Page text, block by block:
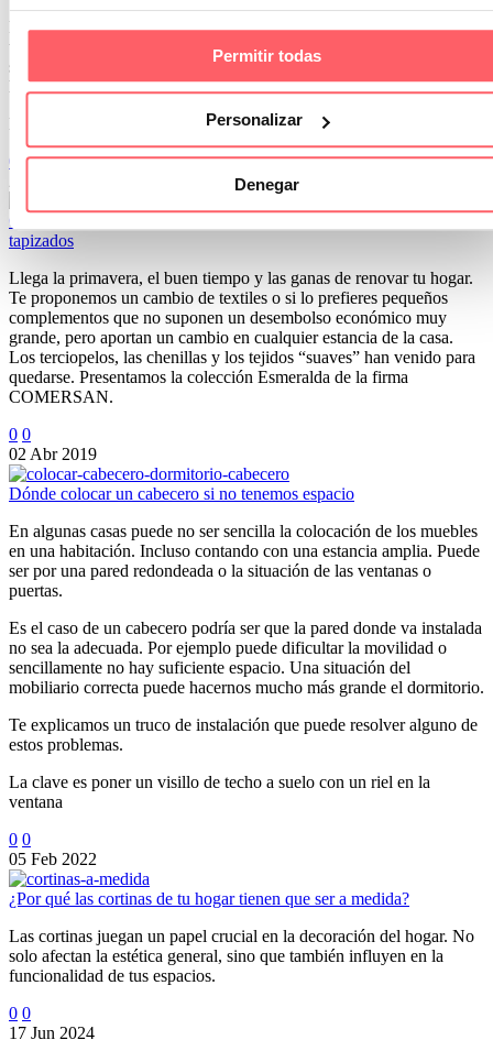
Permitir todas
Personalizar
Denegar
Planteamos el reto de poner cortinas en este salón con una puerta y
una ventana con diferentes alturas. La puerta de cristal, de techo a
suelo y la ventana con un radiador debajo. Combinar esos dos
largos.
La primera opción sería poner un visillo largo en la puerta
0
0
Colección de Chenilla Esmeralda: para cortinas, complementos y
tapizados
Llega la primavera, el buen tiempo y las ganas de renovar tu hogar.
Te proponemos un cambio de textiles o si lo prefieres pequeños
complementos que no suponen un desembolso económico muy
grande, pero aportan un cambio en cualquier estancia de la casa.
Los terciopelos, las chenillas y los tejidos “suaves” han venido para
quedarse. Presentamos la colección Esmeralda de la firma
COMERSAN.
0 0
02 Abr 2019
Dónde colocar un cabecero si no tenemos espacio
En algunas casas puede no ser sencilla la colocación de los muebles
en una habitación. Incluso contando con una estancia amplia. Puede
ser por una pared redondeada o la situación de las ventanas o
puertas.
Es el caso de un cabecero podría ser que la pared donde va instalada
no sea la adecuada. Por ejemplo puede dificultar la movilidad o
sencillamente no hay suficiente espacio. Una situación del
mobiliario correcta puede hacernos mucho más grande el dormitorio.
Te explicamos un truco de instalación que puede resolver alguno de
estos problemas.
La clave es poner un visillo de techo a suelo con un riel en la
ventana
0 0
05 Feb 2022
¿Por qué las cortinas de tu hogar tienen que ser a medida?
Las cortinas juegan un papel crucial en la decoración del hogar. No
solo afectan la estética general, sino que también influyen en la
funcionalidad de tus espacios.
0 0
17 Jun 2024